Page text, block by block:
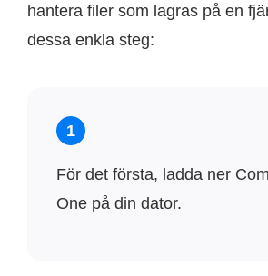
hantera filer som lagras på en
dessa enkla steg:
1
För det första, ladda ner
One på din dator.